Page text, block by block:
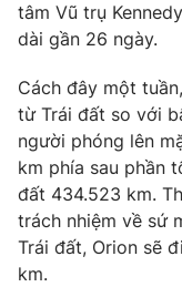
VTV9
Liên hệ tòa soạn
THỜI BÁO VTV
tâm Vũ trụ
dài gần 26 ngày.
Cách đây một
từ Trái đất so với
người phóng lên
km phía sau phần
đất 434.523 km.
trách nhiệm về sứ
Trái đất, Orion sẽ
km.